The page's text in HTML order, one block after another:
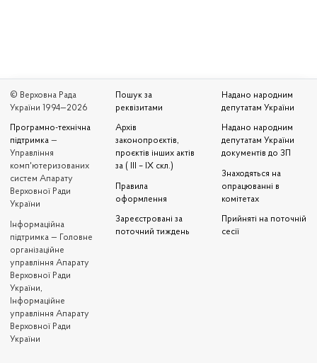
© Верховна Рада
України 1994—2026
Програмно-технічна
підтримка —
Управління
комп'ютеризованих
систем Апарату
Верховної Ради
України
Iнформаційна
підтримка — Головне
організаційне
управління Апарату
Верховної Ради
України,
Інформаційне
управління Апарату
Верховної Ради
України
Пошук за
реквізитами
Архів
законопроєктів,
проєктів інших актів
за ( III – IX скл.)
Правила
оформлення
Зареєстровані за
поточний тиждень
Надано народним
депутатам України
Надано народним
депутатам України
документів до ЗП
Знаходяться на
опрацюванні в
комітетах
Прийняті на поточній
сесії